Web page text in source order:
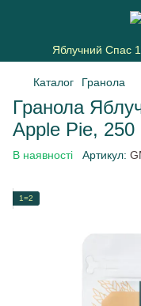
Яблучний Спас
Каталог Гранола
Гранола
Apple Pie, 250
В наявності Артикул:
1=2